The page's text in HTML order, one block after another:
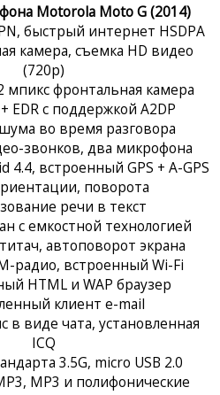
Motorola Moto G (2014)
быстрый интернет HSDPA
камера, съемка HD видео
(720p)
мпикс фронтальная камера
EDR с поддержкой A2DP
во время разговора
звонков, два микрофона
4.4, встроенный GPS + A-GPS
поворота
речи в текст
c емкостной технологией
автоповорот экрана
радио, встроенный Wi-Fi
HTML и WAP браузер
клиент e-mail
в виде чата, установленная
ICQ
3.5G, micro USB 2.0
MP3 и полифонические